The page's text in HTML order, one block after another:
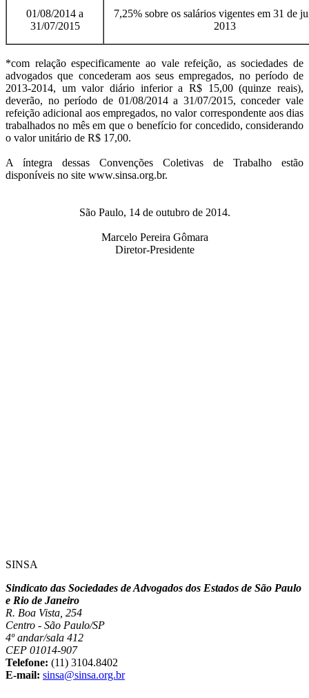
01/08/2014 a
31/07/2015
7,25% sobre os salários vigentes em 31 de
2013
*com relação especificamente ao vale refeição, as sociedades de
advogados que concederam aos seus empregados, no período de
2013-2014, um valor diário inferior a R$ 15,00 (quinze reais),
deverão, no período de 01/08/2014 a 31/07/2015, conceder vale
refeição adicional aos empregados, no valor correspondente aos dias
trabalhados no mês em que o benefício for concedido, considerando
o valor unitário de R$ 17,00.
A íntegra dessas Convenções Coletivas de Trabalho estão
disponíveis no site www.sinsa.org.br.
São Paulo, 14 de outubro de 2014.
Marcelo Pereira Gômara
Diretor-Presidente
SINSA
Sindicato das Sociedades de Advogados dos Estados de São Paulo
e Rio de Janeiro
R. Boa Vista, 254
Centro - São Paulo/SP
4º andar/sala 412
CEP 01014-907
Telefone: (11) 3104.8402
E-mail: sinsa@sinsa.org.br